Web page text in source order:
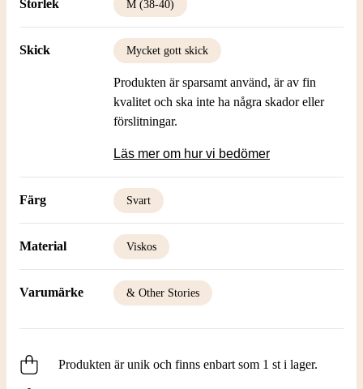
Storlek M (38-40)
Skick Mycket gott skick
Produkten är sparsamt använd, är av fin
kvalitet och ska inte ha några skador eller
förslitningar.
Läs mer om hur vi bedömer
Färg Svart
Material Viskos
Varumärke & Other Stories
Produkten är unik och finns enbart som 1 st i lager.